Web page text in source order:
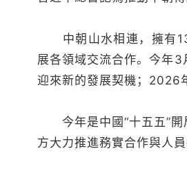
中朝山水相連，擁有
展各領域交流合作。今年
迎來新的發展契機；2026
今年是中國“十五五”開
方大力推進務實合作與人